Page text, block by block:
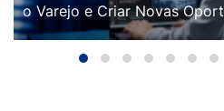
o Varejo e Criar Novas